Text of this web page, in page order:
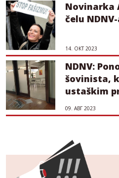
Novinarka
čelu
14. ОКТ 2023
NDNV:
šovinista,
ustaškim
metodama
09. АВГ 2023